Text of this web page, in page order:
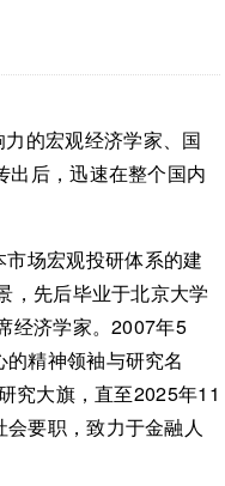
的宏观经济学家、国
出后，迅速在整个国内
场宏观投研体系的建
，先后毕业于北京大学
经济学家。2007年5
精神领袖与研究名
究大旗，直至2025年11
要职，致力于金融人